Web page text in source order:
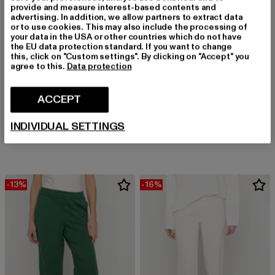
PEGADOR
Logo Heavy
EUR 55,29
Derzeitiger Preis: EUR 55,29
EUR 69,99Aktionspreis: EUR 69,99
-13% -16%
provide and measure interest-based contents and
advertising. In addition, we allow partners to extract data
or to use cookies. This may also include the processing of
your data in the USA or other countries which do not have
the EU data protection standard. If you want to change
this, click on "Custom settings". By clicking on "Accept" you
agree to this. Data protection
ACCEPT
INDIVIDUAL SETTINGS